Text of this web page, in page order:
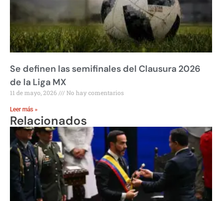
Se definen las semifinales del Clausura 2026
de la Liga MX
11 de mayo, 2026 No hay comentarios
Leer más »
Relacionados